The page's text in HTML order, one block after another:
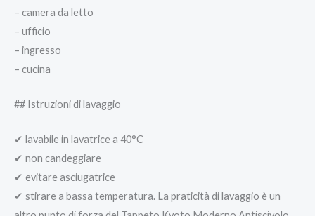
– camera da letto
– ufficio
– ingresso
– cucina
## Istruzioni di lavaggio
✔ lavabile in lavatrice a 40°C
✔ non candeggiare
✔ evitare asciugatrice
✔ stirare a bassa temperatura. La praticità di lavaggio è un